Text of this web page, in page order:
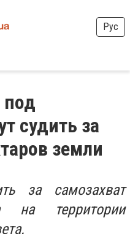
Рус
судить за
земли
за самозахват
на территории